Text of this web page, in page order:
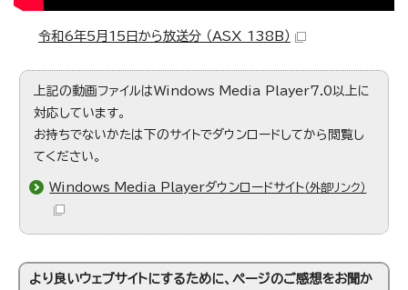
令和6年5月15日から放送分 （ASX 138B）
上記の動画ファイルはWindows Media Player7.0以上に
対応しています。
お持ちでないかたは下のサイトでダウンロードしてから閲覧し
てください。
Windows Media Playerダウンロードサイト（外部リンク）
より良いウェブサイトにするために、ページのご感想をお聞か